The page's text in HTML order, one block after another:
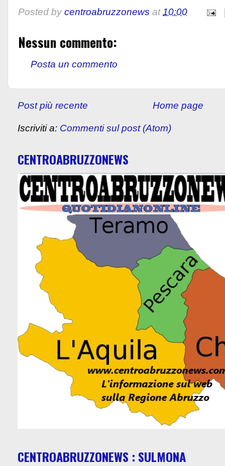
Posted by centroabruzzonews at10:00
Nessun commento:
Posta un commento
Post più recente Home page
Iscriviti a: Commenti sul post (Atom)
CENTROABRUZZONEWS
CENTROABRUZZONEWS : SULMONA